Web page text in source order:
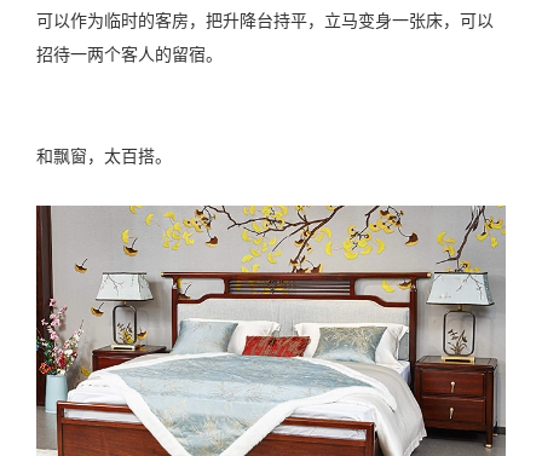
可以作为临时的客房，把升降台持平，立马变身一张床，可以
招待一两个客人的留宿。
和飘窗，太百搭。